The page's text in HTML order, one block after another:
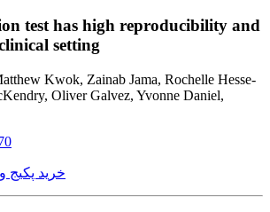
test has high reproducibility and
setting
Kwok, Zainab Jama, Rochelle Hesse-
Oliver Galvez, Yvonne Daniel,
خرید پکیج